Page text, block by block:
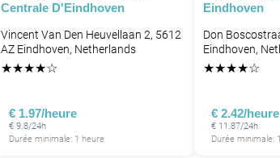
Centrale D'Eindhoven
Vincent Van Den Heuvellaan 2, 5612
AZ Eindhoven, Netherlands
★★★★☆
€ 1.97/heure
€ 9.8/24h
Durée minimale: 1 heure
Eindhoven
Don
Eindhoven,
★★★★☆
€ 2.42/heure
€ 11.87/24h
Durée minimale: